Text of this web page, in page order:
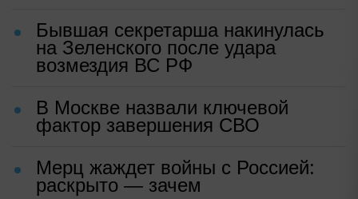
Бывшая секретарша накинулась
на Зеленского после удара
возмездия ВС РФ
В Москве назвали ключевой
фактор завершения СВО
Мерц жаждет войны с Россией:
раскрыто — зачем